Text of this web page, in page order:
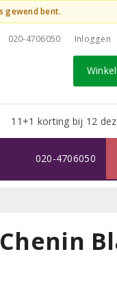
gewend bent.
020-4706050 Inloggen
11+1 korting bij 12
020-4706050